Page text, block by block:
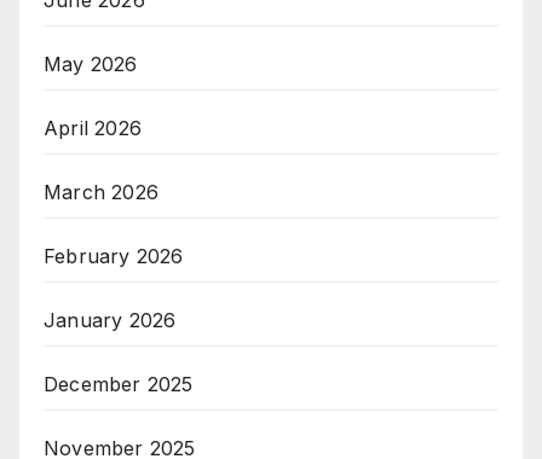
May 2026
April 2026
March 2026
February 2026
January 2026
December 2025
November 2025